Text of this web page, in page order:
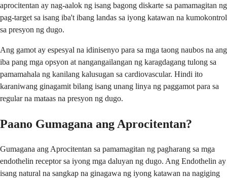
aprocitentan ay nag-aalok ng isang bagong diskarte sa pamamagitan ng
pag-target sa isang iba't ibang landas sa iyong katawan na kumokontrol
sa presyon ng dugo.
Ang gamot ay espesyal na idinisenyo para sa mga taong naubos na ang
iba pang mga opsyon at nangangailangan ng karagdagang tulong sa
pamamahala ng kanilang kalusugan sa cardiovascular. Hindi ito
karaniwang ginagamit bilang isang unang linya ng paggamot para sa
regular na mataas na presyon ng dugo.
Paano Gumagana ang Aprocitentan?
Gumagana ang Aprocitentan sa pamamagitan ng pagharang sa mga
endothelin receptor sa iyong mga daluyan ng dugo. Ang Endothelin ay
isang natural na sangkap na ginagawa ng iyong katawan na nagiging